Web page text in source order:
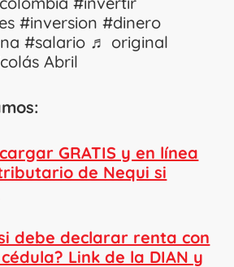
#inversion #dinero
#salario ♬ original
Abril
GRATIS y en línea
de Nequi si
debe declarar renta con
Link de la DIAN y